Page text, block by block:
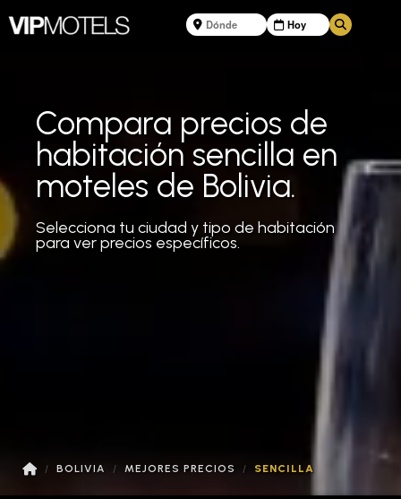
Compara precios de
habitación sencilla en
moteles de Bolivia.
Selecciona tu ciudad y tipo de habitación
para ver precios específicos.
BOLIVIA MEJORES PRECIOS SENCILLA